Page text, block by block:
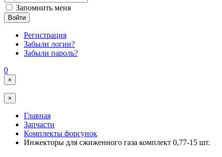
Запомнить меня
Войти
Регистрация
Забыли логин?
Забыли пароль?
0
×
×
Главная
Запчасти
Комплекты форсунок
Инжекторы для сжиженного газа комплект 0,77-15 шт.